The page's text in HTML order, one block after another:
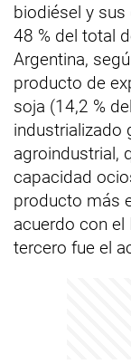
biodiésel y
48 % del total
Argentina,
producto de
soja (14,2 %
industrializado
agroindustrial,
capacidad
producto más
acuerdo con el
tercero fue el